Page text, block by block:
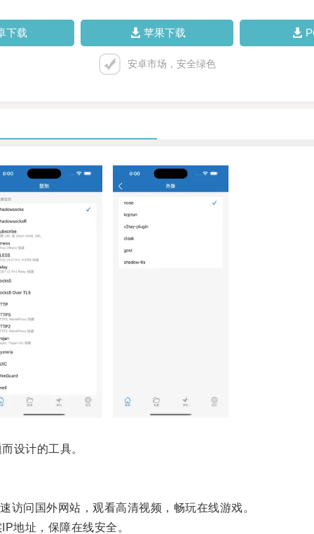
下载 苹果下载
安卓市场，安全绿色
设计的工具。
问国外网站，观看高清视频，畅玩在线游戏。
址，保障在线安全。